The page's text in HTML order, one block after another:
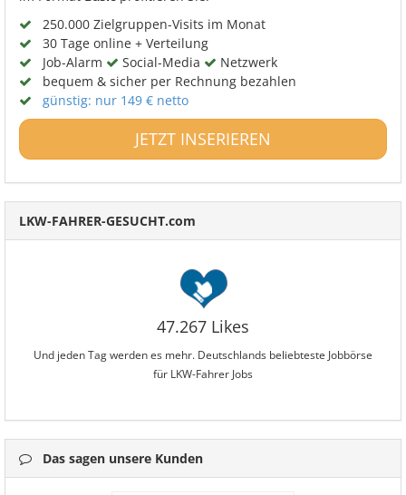
250.000 Zielgruppen-Visits im Monat
30 Tage online + Verteilung
Job-Alarm
Social-Media
Netzwerk
bequem & sicher per Rechnung bezahlen
günstig: nur 149 € netto
JETZT INSERIEREN
LKW-FAHRER-GESUCHT.com
47.267 Likes
Und jeden Tag werden es mehr. Deutschlands beliebteste Jobbörse
für LKW-Fahrer Jobs
Das sagen unsere Kunden